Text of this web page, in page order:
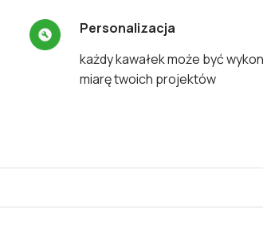
Personalizacja
każdy kawałek może być
miarę twoich projektów